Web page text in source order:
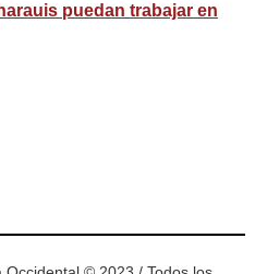
puedan trabajar en